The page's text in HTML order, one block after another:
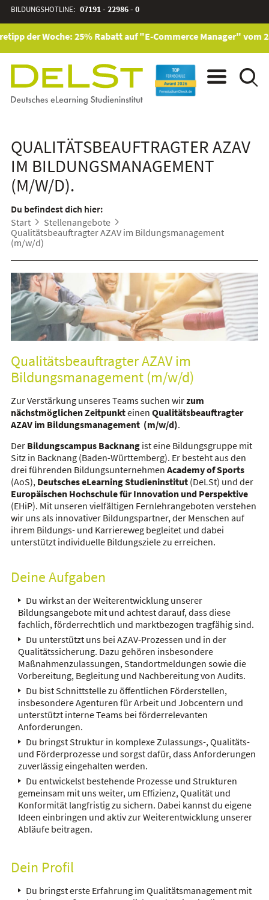
BILDUNGSHOTLINE: 07191 - 22986 - 0
der Woche: 25% Rabatt auf "E-Commerce Manager" vom
QUALITÄTSBEAUFTRAGTER AZAV
IM BILDUNGSMANAGEMENT
(M/W/D).
Du befindest dich hier:
Start
Stellenangebote
Qualitätsbeauftragter AZAV im Bildungsmanagement
(m/w/d)
Qualitätsbeauftragter AZAV im
Bildungsmanagement (m/w/d)
Zur Verstärkung unseres Teams suchen wirzum
nächstmöglichen Zeitpunkteinen Qualitätsbeauftragter
AZAV im Bildungsmanagement (m/w/d).
Der Bildungscampus Backnangist eine Bildungsgruppe mit
Sitz in Backnang (Baden-Württemberg). Er besteht aus den
drei führenden Bildungsunternehmen Academy of Sports
(AoS), Deutsches eLearning Studieninstitut(DeLSt) und der
Europäischen Hochschule für Innovation und Perspektive
(EHiP). Mit unseren vielfältigen Fernlehrangeboten verstehen
wir uns als innovativer Bildungspartner, der Menschen auf
ihrem Bildungs- und Karriereweg begleitet und dabei
unterstützt individuelle Bildungsziele zu erreichen.
Deine Aufgaben
Du wirkst an der Weiterentwicklung unserer
Bildungsangebote mit und achtest darauf, dass diese
fachlich, förderrechtlich und marktbezogen tragfähig sind.
Du unterstützt uns bei AZAV-Prozessen und in der
Qualitätssicherung. Dazu gehören insbesondere
Maßnahmenzulassungen, Standortmeldungen sowie die
Vorbereitung, Begleitung und Nachbereitung von Audits.
Du bist Schnittstelle zu öffentlichen Förderstellen,
insbesondere Agenturen für Arbeit und Jobcentern und
unterstützt interne Teams bei förderrelevanten
Anforderungen.
Du bringst Struktur in komplexe Zulassungs-, Qualitäts-
und Förderprozesse und sorgst dafür, dass Anforderungen
zuverlässig eingehalten werden.
Du entwickelst bestehende Prozesse und Strukturen
gemeinsam mit uns weiter, um Effizienz, Qualität und
Konformität langfristig zu sichern. Dabei kannst du eigene
Ideen einbringen und aktiv zur Weiterentwicklung unserer
Abläufe beitragen.
Dein Profil
Du bringst erste Erfahrung im Qualitätsmanagement mit